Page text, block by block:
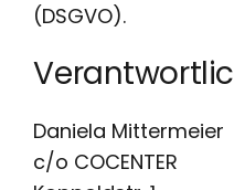
(DSGVO).
Daniela Mittermeier
c/o COCENTER